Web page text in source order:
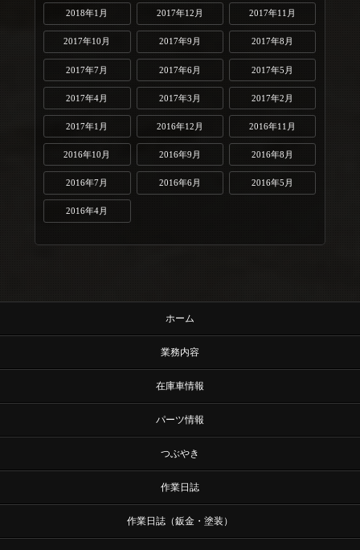
2018年1月 2017年12月 2017年11月
2017年10月 2017年9月 2017年8月
2017年7月 2017年6月 2017年5月
2017年4月 2017年3月 2017年2月
2017年1月 2016年12月 2016年11月
2016年10月 2016年9月 2016年8月
2016年7月 2016年6月 2016年5月
2016年4月
ホーム
業務内容
在庫車情報
パーツ情報
つぶやき
作業日誌
作業日誌（鈑金・塗装）